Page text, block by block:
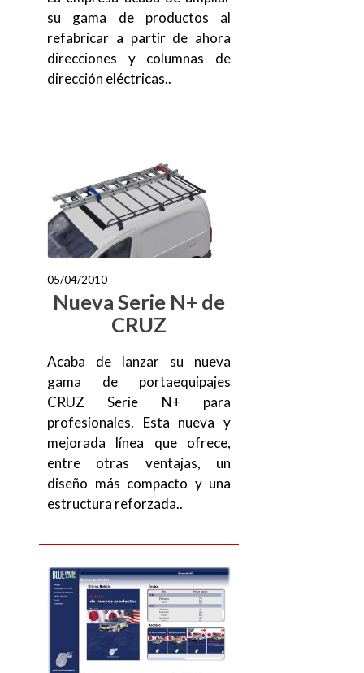
su gama de productos al
refabricar a partir de ahora
direcciones y columnas de
dirección eléctricas..
05/04/2010
Nueva Serie N+ de
CRUZ
Acaba de lanzar su nueva
gama de portaequipajes
CRUZ Serie N+ para
profesionales. Esta nueva y
mejorada línea que ofrece,
entre otras ventajas, un
diseño más compacto y una
estructura reforzada..